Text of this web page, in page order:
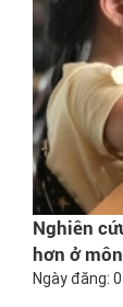
Nghiên
hơn ở
Ngày đăng: